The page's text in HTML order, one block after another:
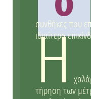
συνθήκες που
ιδιαίτερα
Η
τήρηση των